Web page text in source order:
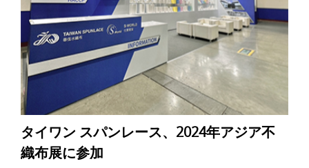
タイワン スパンレース、2024年アジア不
織布展に参加